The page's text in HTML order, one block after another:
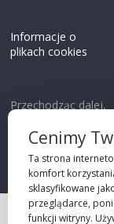
Informacje o
plikach cookies
Przechodząc dalej,
kę prywatności
Cenimy
Ta strona
komfort
sklasyfikowane
przeglądarce,
funkcji witryny.